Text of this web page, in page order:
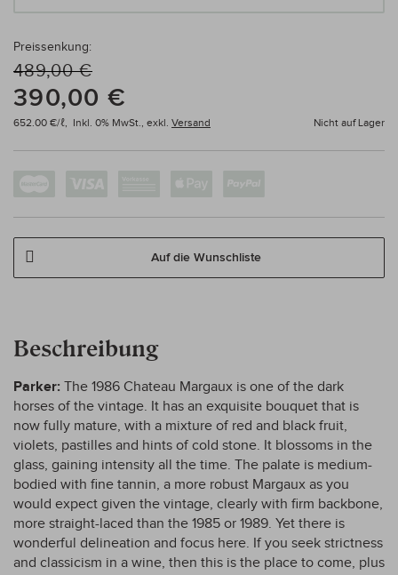
Preissenkung:
489,00 €
390,00 €
Inkl. 0% MwSt., exkl. Versand Nicht auf Lager
652.00 €/ℓ,
Auf die Wunschliste
Beschreibung
Parker: The 1986 Chateau Margaux is one of the dark
horses of the vintage. It has an exquisite bouquet that is
now fully mature, with a mixture of red and black fruit,
violets, pastilles and hints of cold stone. It blossoms in the
glass, gaining intensity all the time. The palate is medium-
bodied with fine tannin, a more robust Margaux as you
would expect given the vintage, clearly with firm backbone,
more straight-laced than the 1985 or 1989. Yet there is
wonderful delineation and focus here. If you seek strictness
and classicism in a wine, then this is the place to come, plus